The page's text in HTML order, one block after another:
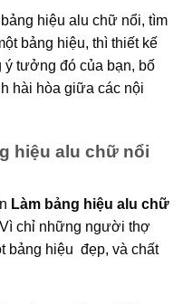
hiệu alu chữ nổi, tìm
bảng hiệu, thì thiết kế
ý tưởng đó của bạn, bố
hài hòa giữa các nội
hiệu alu chữ nổi
Làm bảng hiệu alu chữ
chỉ những người thợ
bảng hiệu đẹp, và chất